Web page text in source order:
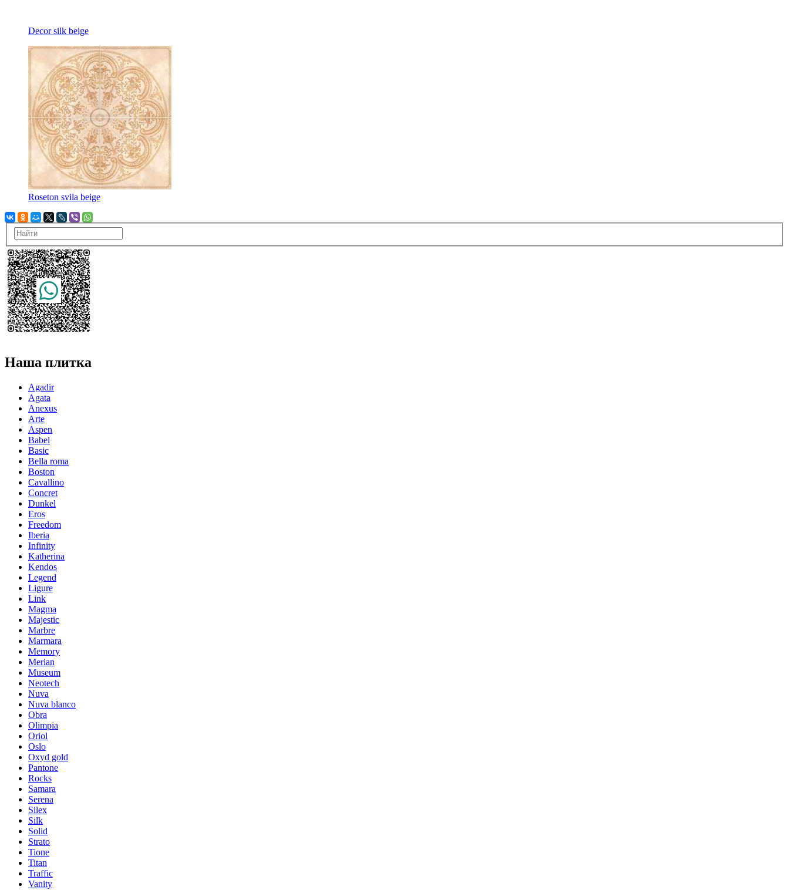
Decor silk beige
Roseton svila beige
Наша плитка
Agadir
Agata
Anexus
Arte
Aspen
Babel
Basic
Bella roma
Boston
Cavallino
Concret
Dunkel
Eros
Freedom
Iberia
Infinity
Katherina
Kendos
Legend
Ligure
Link
Magma
Majestic
Marbre
Marmara
Memory
Merian
Museum
Neotech
Nuva
Nuva blanco
Obra
Olimpia
Oriol
Oslo
Oxyd gold
Pantone
Rocks
Samara
Serena
Silex
Silk
Solid
Strato
Tione
Titan
Traffic
Vanity